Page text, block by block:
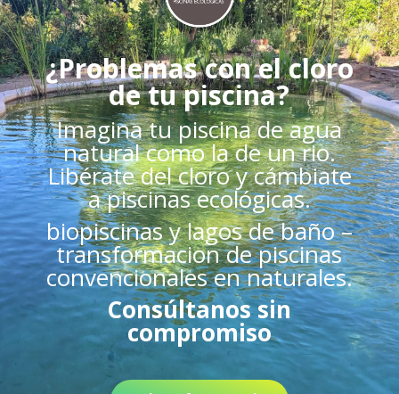
¿Problemas con el cloro
de tu piscina?
Imagina tu piscina de agua
natural como la de un rio.
Libérate del cloro y cámbiate
a piscinas ecológicas.
biopiscinas y lagos de baño –
transformacion de piscinas
convencionales en naturales.
Consúltanos sin
compromiso